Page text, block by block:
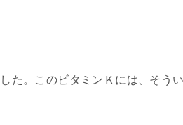
た。このビタミンＫには、そう